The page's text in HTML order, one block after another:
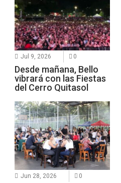
Jul 9, 2026 0
Desde mañana, Bello
vibrará con las Fiestas
del Cerro Quitasol
Jun 28, 2026 0